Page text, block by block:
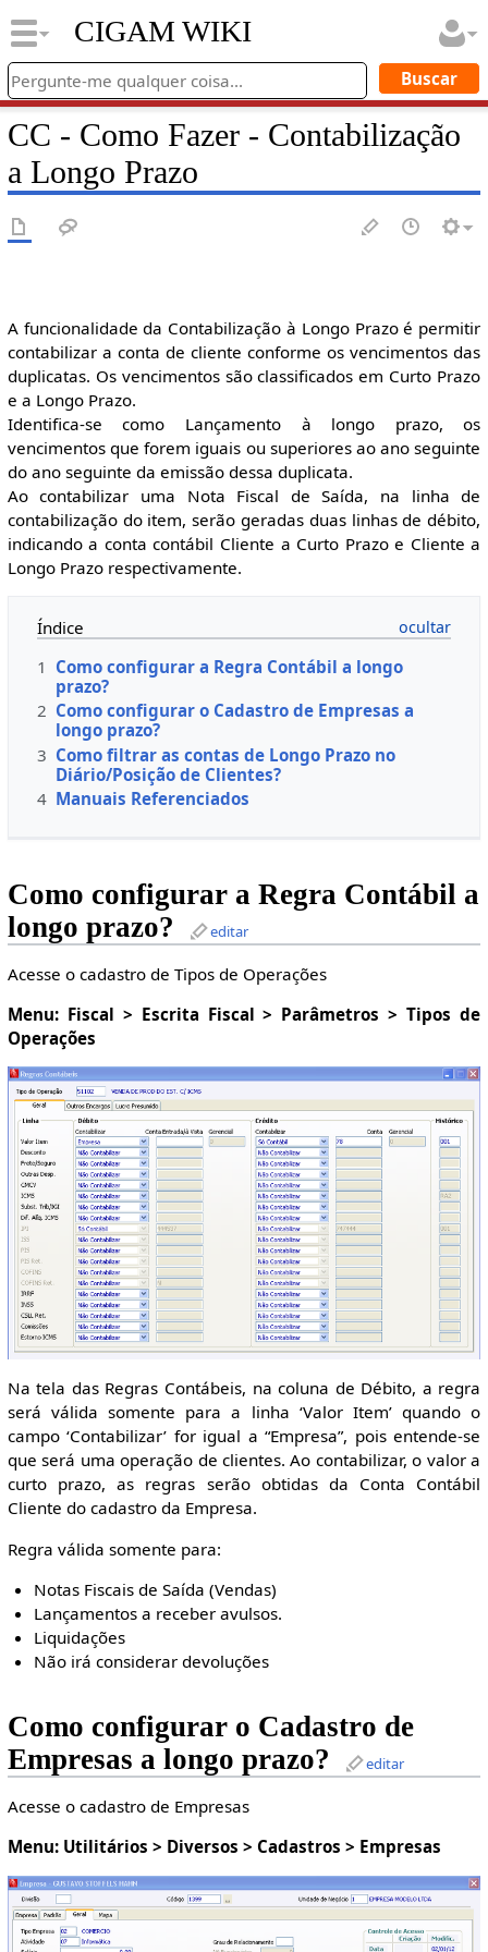
CIGAM WIKI
CC - Como Fazer - Contabilização
a Longo Prazo
A funcionalidade da Contabilização à Longo Prazo é permitir
contabilizar a conta de cliente conforme os vencimentos das
duplicatas. Os vencimentos são classificados em Curto Prazo
e a Longo Prazo.
Identifica-se como Lançamento à longo prazo, os
vencimentos que forem iguais ou superiores ao ano seguinte
do ano seguinte da emissão dessa duplicata.
Ao contabilizar uma Nota Fiscal de Saída, na linha de
contabilização do item, serão geradas duas linhas de débito,
indicando a conta contábil Cliente a Curto Prazo e Cliente a
Longo Prazo respectivamente.
Índice
1 Como configurar a Regra Contábil a longo
prazo?
2 Como configurar o Cadastro de Empresas a
longo prazo?
3 Como filtrar as contas de Longo Prazo no
Diário/Posição de Clientes?
4 Manuais Referenciados
Como configurar a Regra Contábil a
longo prazo?
editar
Acesse o cadastro de Tipos de Operações
Menu: Fiscal > Escrita Fiscal > Parâmetros > Tipos de
Operações
Na tela das Regras Contábeis, na coluna de Débito, a regra
será válida somente para a linha ‘Valor Item’ quando o
campo ‘Contabilizar’ for igual a “Empresa”, pois entende-se
que será uma operação de clientes. Ao contabilizar, o valor a
curto prazo, as regras serão obtidas da Conta Contábil
Cliente do cadastro da Empresa.
Regra válida somente para:
Notas Fiscais de Saída (Vendas)
Lançamentos a receber avulsos.
Liquidações
Não irá considerar devoluções
Como configurar o Cadastro de
Empresas a longo prazo?
editar
Acesse o cadastro de Empresas
Menu: Utilitários > Diversos > Cadastros > Empresas